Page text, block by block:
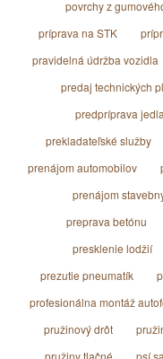
povrchy z
príprava na STK
pravidelná údržba vozidla
predaj technických
predpríprava jedla
prekladateľské služby
prenájom automobilov
prenájom
preprava betónu
presklenie lodžií
prezutie pneumatík
profesionálna montáž
pružinový drôt